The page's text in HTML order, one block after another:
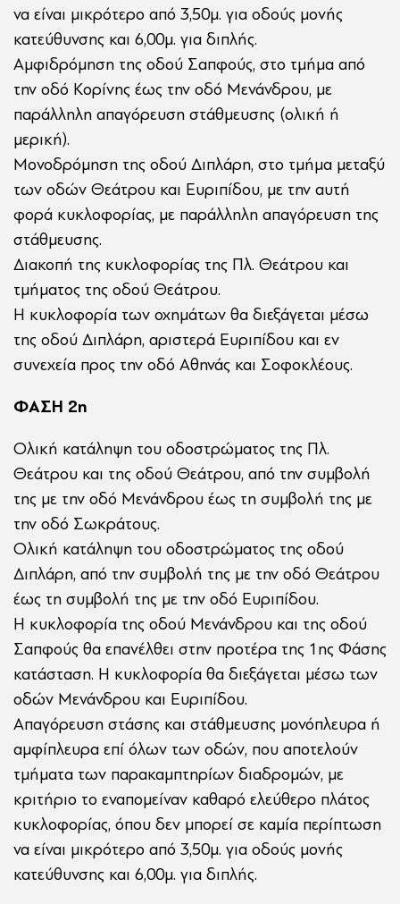
να είναι μικρότερο από 3,50μ. για οδούς μονής
κατεύθυνσης και 6,00μ. για διπλής.
Αμφιδρόμηση της οδού Σαπφούς, στο τμήμα από
την οδό Κορίνης έως την οδό Μενάνδρου, με
παράλληλη απαγόρευση στάθμευσης (ολική ή
μερική).
Μονοδρόμηση της οδού Διπλάρη, στο τμήμα μεταξύ
των οδών Θεάτρου και Ευριπίδου, με την αυτή
φορά κυκλοφορίας, με παράλληλη απαγόρευση της
στάθμευσης.
Διακοπή της κυκλοφορίας της Πλ. Θεάτρου και
τμήματος της οδού Θεάτρου.
Η κυκλοφορία των οχημάτων θα διεξάγεται μέσω
της οδού Διπλάρη, αριστερά Ευριπίδου και εν
συνεχεία προς την οδό Αθηνάς και Σοφοκλέους.
ΦΑΣΗ 2η
Ολική κατάληψη του οδοστρώματος της Πλ.
Θεάτρου και της οδού Θεάτρου, από την συμβολή
της με την οδό Μενάνδρου έως τη συμβολή της με
την οδό Σωκράτους.
Ολική κατάληψη του οδοστρώματος της οδού
Διπλάρη, από την συμβολή της με την οδό Θεάτρου
έως τη συμβολή της με την οδό Ευριπίδου.
Η κυκλοφορία της οδού Μενάνδρου και της οδού
Σαπφούς θα επανέλθει στην προτέρα της 1ης Φάσης
κατάσταση. Η κυκλοφορία θα διεξάγεται μέσω των
οδών Μενάνδρου και Ευριπίδου.
Απαγόρευση στάσης και στάθμευσης μονόπλευρα ή
αμφίπλευρα επί όλων των οδών, που αποτελούν
τμήματα των παρακαμπτηρίων διαδρομών, με
κριτήριο το εναπομείναν καθαρό ελεύθερο πλάτος
κυκλοφορίας, όπου δεν μπορεί σε καμία περίπτωση
να είναι μικρότερο από 3,50μ. για οδούς μονής
κατεύθυνσης και 6,00μ. για διπλής.